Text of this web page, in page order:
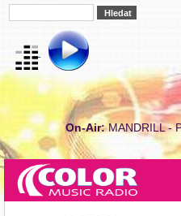
On-Air:MANDRILL -